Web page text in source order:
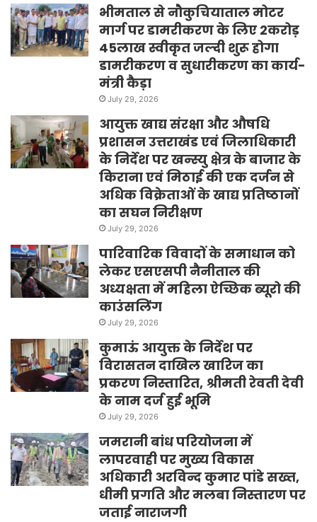
भीमताल से नौकुचियाताल मोटर
मार्ग पर डामरीकरण के लिए 2करोड़
45लाख स्वीकृत जल्दी शुरू होगा
डामरीकरण व सुधारीकरण का कार्य-
मंत्री कैड़ा
July 29, 2026
आयुक्त खाद्य संरक्षा और औषधि
प्रशासन उत्तराखंड एवं जिलाधिकारी
के निर्देश पर खन्स्यु क्षेत्र के बाजार के
किराना एवं मिठाई की एक दर्जन से
अधिक विक्रेताओं के खाद्य प्रतिष्ठानों
का सघन निरीक्षण
July 29, 2026
पारिवारिक विवादों के समाधान को
लेकर एसएसपी नैनीताल की
अध्यक्षता में महिला ऐच्छिक ब्यूरो की
काउंसलिंग
July 29, 2026
कुमाऊं आयुक्त के निर्देश पर
विरासतन दाखिल खारिज का
प्रकरण निस्तारित, श्रीमती रेवती देवी
के नाम दर्ज हुई भूमि
July 29, 2026
जमरानी बांध परियोजना में
लापरवाही पर मुख्य विकास
अधिकारी अरविन्द कुमार पांडे सख्त,
धीमी प्रगति और मलबा निस्तारण पर
जताई नाराजगी